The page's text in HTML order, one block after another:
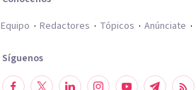
Equipo
Redactores Tópicos Anúnciate
Síguenos